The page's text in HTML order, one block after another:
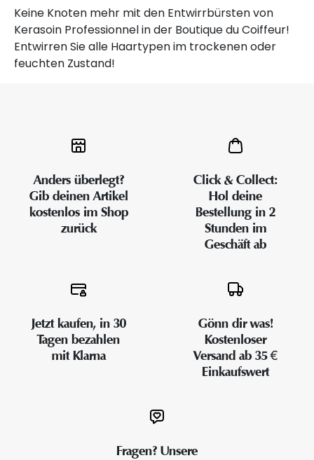
Keine Knoten mehr mit den Entwirrbürsten von
Kerasoin Professionnel in der Boutique du Coiffeur!
Entwirren Sie alle Haartypen im trockenen oder
feuchten Zustand!
Anders überlegt?
Gib deinen Artikel
kostenlos im Shop
zurück
Click & Collect:
Hol deine
Bestellung in 2
Stunden im
Geschäft ab
Jetzt kaufen, in 30
Tagen bezahlen
mit Klarna
Gönn dir was!
Kostenloser
Versand ab 35 €
Einkaufswert
Fragen? Unsere